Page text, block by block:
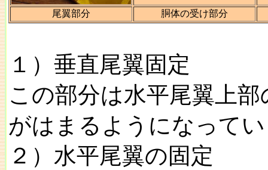
尾翼部分 胴体の受け部分
１）垂直尾翼固定
この部分は水平尾翼上
がはまるようになって
２）水平尾翼の固定